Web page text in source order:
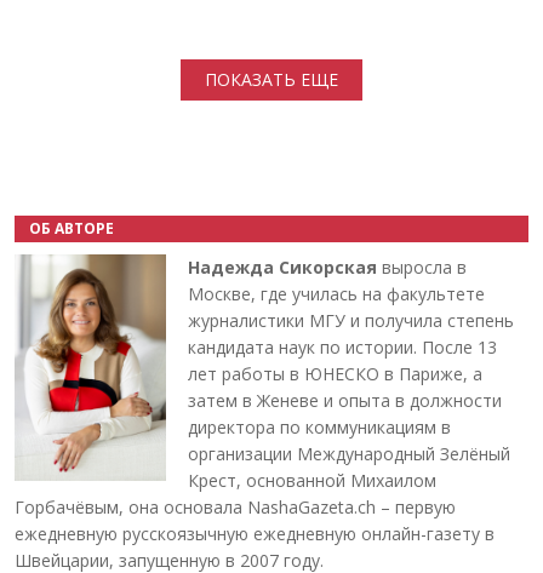
ПОКАЗАТЬ ЕЩЕ
ОБ АВТОРЕ
Надежда Сикорская выросла в
Москве, где училась на факультете
журналистики МГУ и получила степень
кандидата наук по истории. После 13
лет работы в ЮНЕСКО в Париже, а
затем в Женеве и опыта в должности
директора по коммуникациям в
организации Международный Зелёный
Крест, основанной Михаилом
Горбачёвым, она основала NashaGazeta.ch – первую
ежедневную русскоязычную ежедневную онлайн-газету в
Швейцарии, запущенную в 2007 году.